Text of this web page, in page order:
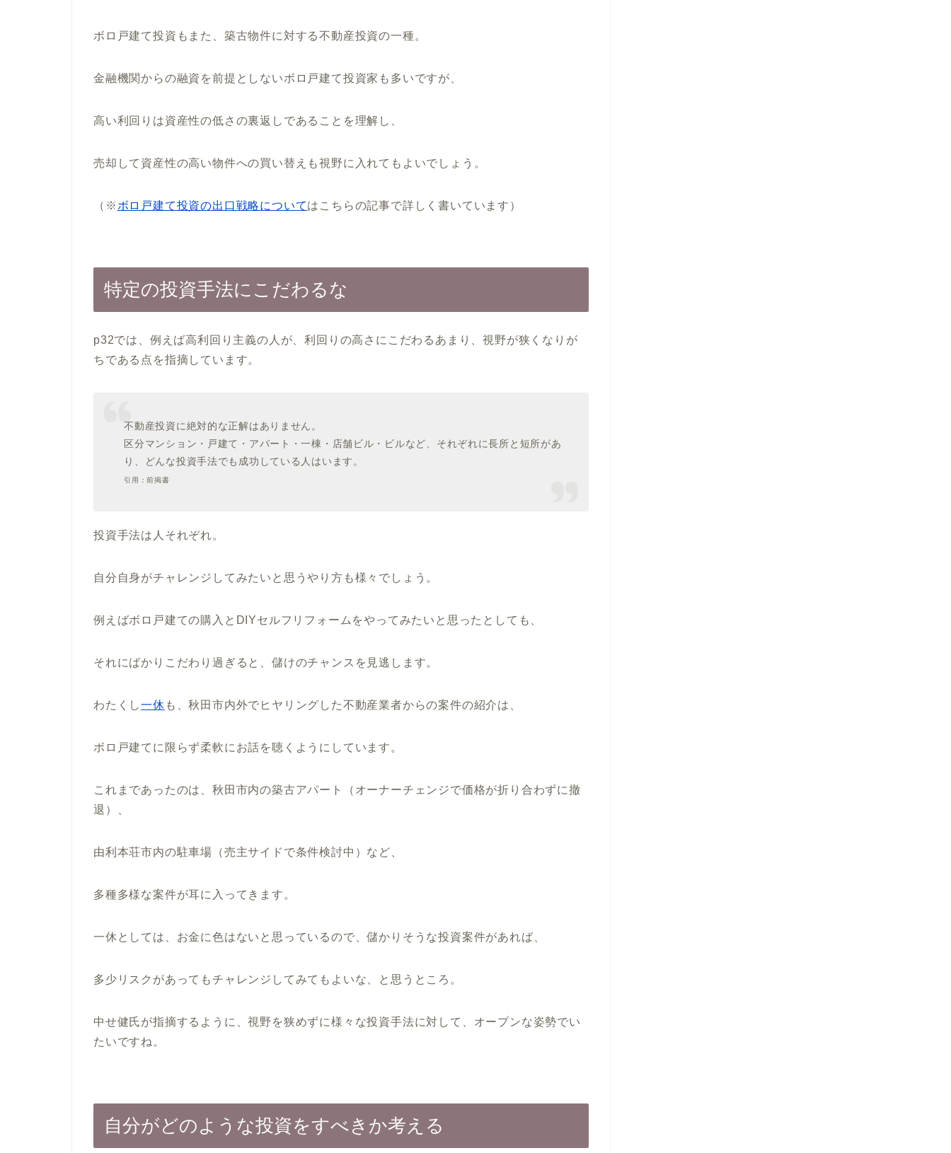
ボロ戸建て投資もまた、築古物件に対する不動産投資の一種。
金融機関からの融資を前提としないボロ戸建て投資家も多いですが、
高い利回りは資産性の低さの裏返しであることを理解し、
売却して資産性の高い物件への買い替えも視野に入れてもよいでしょう。
（※ ボロ戸建て投資の出口戦略についてはこちらの記事で詳しく書いています）
特定の投資手法にこだわるな
p32では、例えば高利回り主義の人が、利回りの高さにこだわるあまり、視野が狭くなりが
ちである点を指摘しています。
不動産投資に絶対的な正解はありません。
区分マンション・戸建て・アパート・一棟・店舗ビル・ビルなど、それぞれに長所と短所があ
り、どんな投資手法でも成功している人はいます。
引用：前掲書
投資手法は人それぞれ。
自分自身がチャレンジしてみたいと思うやり方も様々でしょう。
例えばボロ戸建ての購入とDIYセルフリフォームをやってみたいと思ったとしても、
それにばかりこだわり過ぎると、儲けのチャンスを見逃します。
わたくし一休 も、秋田市内外でヒヤリングした不動産業者からの案件の紹介は、
ボロ戸建てに限らず柔軟にお話を聴くようにしています。
これまであったのは、秋田市内の築古アパート（オーナーチェンジで価格が折り合わずに撤
退）、
由利本荘市内の駐車場（売主サイドで条件検討中）など、
多種多様な案件が耳に入ってきます。
一休としては、お金に色はないと思っているので、儲かりそうな投資案件があれば、
多少リスクがあってもチャレンジしてみてもよいな、と思うところ。
中せ健氏が指摘するように、視野を狭めずに様々な投資手法に対して、オープンな姿勢でい
たいですね。
自分がどのような投資をすべきか考える